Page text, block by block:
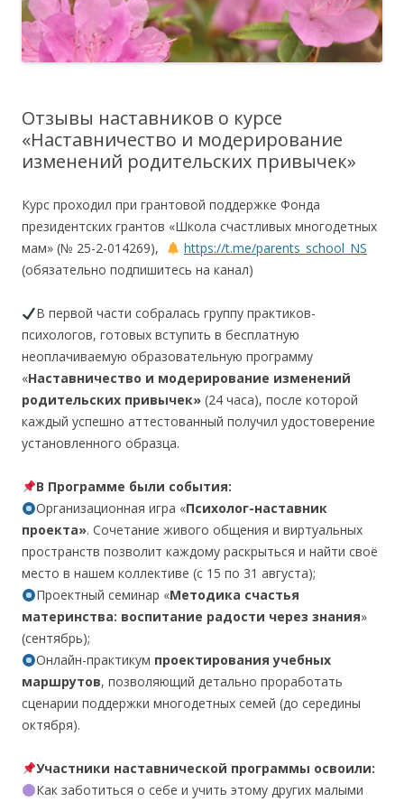
Отзывы наставников о курсе
«Наставничество и модерирование
изменений родительских привычек»
Курс проходил при грантовой поддержке Фонда
президентских грантов «Школа счастливых многодетных
мам» (№ 25-2-014269),
https://t.me/parents_school_NS
(обязательно подпишитесь на канал)
В первой части собралась группу практиков-
психологов, готовых вступить в бесплатную
неоплачиваемую образовательную программу
«Наставничество и модерирование изменений
родительских привычек» (24 часа), после которой
каждый успешно аттестованный получил удостоверение
установленного образца.
В Программе были события:
Организационная игра «Психолог-наставник
проекта». Сочетание живого общения и виртуальных
пространств позволит каждому раскрыться и найти своё
место в нашем коллективе (с 15 по 31 августа);
Проектный семинар «Методика счастья
материнства: воспитание радости через знания»
(сентябрь);
Онлайн-практикум проектирования учебных
маршрутов, позволяющий детально проработать
сценарии поддержки многодетных семей (до середины
октября).
Участники наставнической программы освоили:
Как заботиться о себе и учить этому других малыми